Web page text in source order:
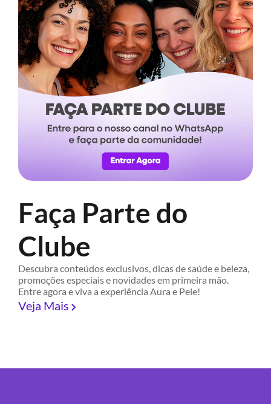
Faça Parte do
Clube
Descubra conteúdos exclusivos, dicas de saúde e beleza,
promoções especiais e novidades em primeira mão.
Entre agora e viva a experiência Aura e Pele!
Veja Mais